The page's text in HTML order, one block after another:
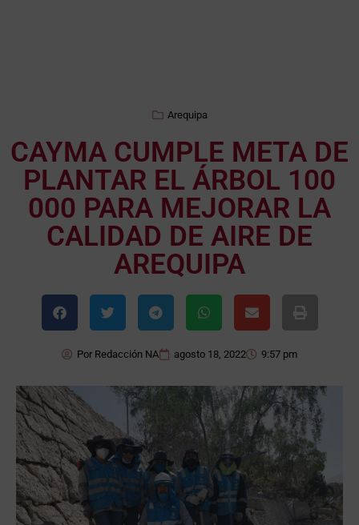
Arequipa
CAYMA CUMPLE META DE
PLANTAR EL ÁRBOL 100
000 PARA MEJORAR LA
CALIDAD DE AIRE DE
AREQUIPA
Por Redacción NA agosto 18, 2022 9:57 pm